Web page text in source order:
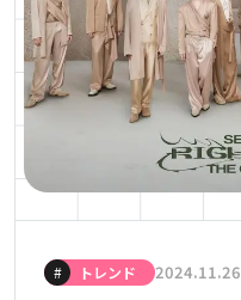
# トレンド 2024.11.26